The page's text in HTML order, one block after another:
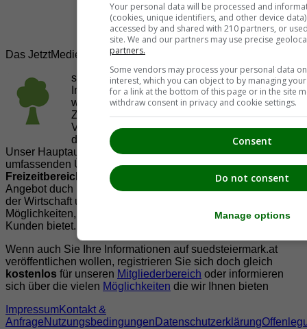
Das JetztMedien.com Medien Netzwerk
suedsteiermark.at ist eine von vielen
Internetadressen derJetztMedien.com Medien,
welche es sich zur Aufgabe gemacht hat, in
Zusammenarbeit mit regionalen Firmen,
Vereinen und Institutionen dieVielfälltigkeit
der Region Südsteiermark zu präsentieren.
Unser Hauptaugenmerk liegt dabei, der Bevölkerung einen
umfassenden Überblick der Möglichkeiten im
Freizeitbereich
zu vermittelt. Abgerundet wird dieses
Angebot duch Informationen zur regionalenGastronomie,
der Wirtschaft und der Präsentation der zahlreichen
Möglichkeiten, welche die
regionale Wirtschaftihren
Kunden bietet.
Wenn auch Sie Ihre Informationen auf suedsteiermark.at
veröffentlichen wollen, registrieren Sie sich doch gleich
kostenlos für unseren Mitgliederbereich oder informieren
sich über die vielen Möglichkeiten die wir Ihnen bieten
ImpressumKontakt &
AnfrageNutzungsbedingungen Datenschutzerklärung
Your personal data will be processed and
(cookies, unique identifiers, and other device
accessed by and shared with 210 partners, or
site. We and our partners may use precise
partners.
Some vendors may process your personal data
interest, which you can object to by managing
for a link at the bottom of this page or in the site
withdraw consent in privacy and cookie settings.
Consent
Do not consent
Manage options